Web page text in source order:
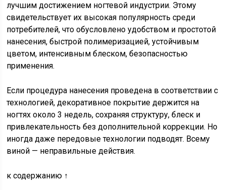
лучшим достижением ногтевой индустрии. Этому
свидетельствует их высокая популярность среди
потребителей, что обусловлено удобством и простотой
нанесения, быстрой полимеризацией, устойчивым
цветом, интенсивным блеском, безопасностью
применения.
Если процедура нанесения проведена в соответствии с
технологией, декоративное покрытие держится на
ногтях около 3 недель, сохраняя структуру, блеск и
привлекательность без дополнительной коррекции. Но
иногда даже передовые технологии подводят. Всему
виной — неправильные действия.
к содержанию ↑